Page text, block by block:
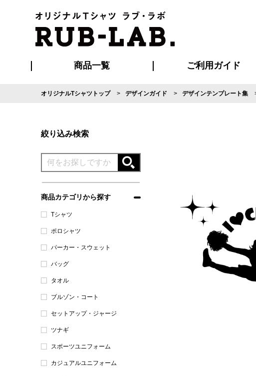
商品一覧 ご利用ガイド
ご利用ガイド
はじめての方へ
再注文の方へ
お支払い方法について
割引まとめページ
発送・特急サービスについて
版の保管期限について
マイページ会員のメリット
よくあるご質問
オリジナルTシャツトップ デザインガイド デザインテンプレート集
絞り込み検索
商品カテゴリから探す
Tシャツ
ポロシャツ
パーカー・スウェット
バッグ
タオル
ブルゾン・コート
セットアップ・ジャージ
ツナギ
スポーツユニフォーム
カジュアルユニフォーム